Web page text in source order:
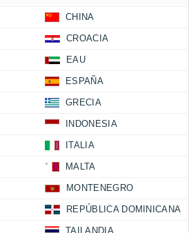
CHINA
CROACIA
EAU
ESPAÑA
GRECIA
INDONESIA
ITALIA
MALTA
MONTENEGRO
REPÚBLICA DOMINICANA
TAILANDIA